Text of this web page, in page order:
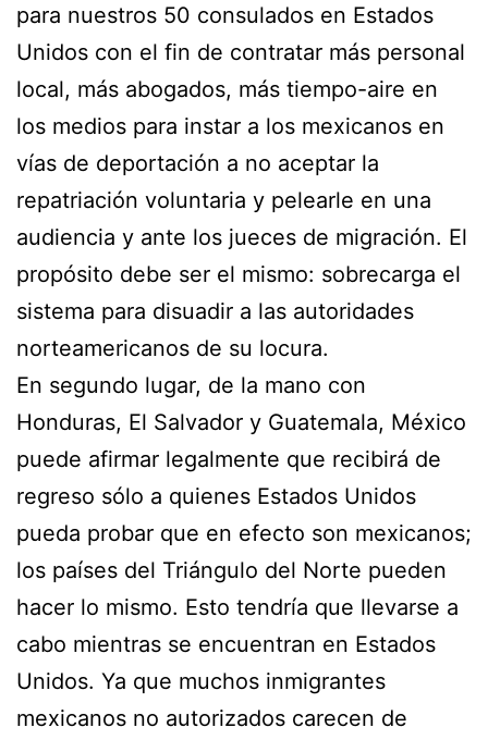
para nuestros 50 consulados en Estados
Unidos con el fin de contratar más personal
local, más abogados, más tiempo-aire en
los medios para instar a los mexicanos en
vías de deportación a no aceptar la
repatriación voluntaria y pelearle en una
audiencia y ante los jueces de migración. El
propósito debe ser el mismo: sobrecarga el
sistema para disuadir a las autoridades
norteamericanos de su locura.
En segundo lugar, de la mano con
Honduras, El Salvador y Guatemala, México
puede afirmar legalmente que recibirá de
regreso sólo a quienes Estados Unidos
pueda probar que en efecto son mexicanos;
los países del Triángulo del Norte pueden
hacer lo mismo. Esto tendría que llevarse a
cabo mientras se encuentran en Estados
Unidos. Ya que muchos inmigrantes
mexicanos no autorizados carecen de